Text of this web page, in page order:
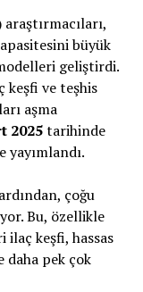
büyük
geliştirdi.
keşfi ve teşhis
aşma
2025tarihinde
çoğu
Bu, özellikle
keşfi, hassas
daha pek çok